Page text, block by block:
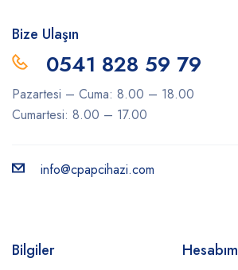
Bize Ulaşın
0541 828 59 79
Pazartesi – Cuma: 8.00 – 18.00
Cumartesi: 8.00 – 17.00
info@cpapcihazi.com
Bilgiler Hesabım